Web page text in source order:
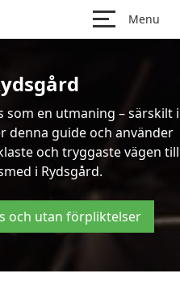
Menu
som en utmaning – särskilt i
denna guide och använder
och tryggaste vägen till
i Rydsgård.
och utan förpliktelser